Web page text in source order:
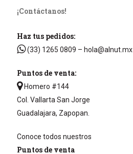
¡Contáctanos!
Haz tus pedidos:
(33) 1265 0809 – hola@alnut.mx
Puntos de venta:
Homero #144
Col. Vallarta San Jorge
Guadalajara, Zapopan.
Conoce todos nuestros
Puntos de venta